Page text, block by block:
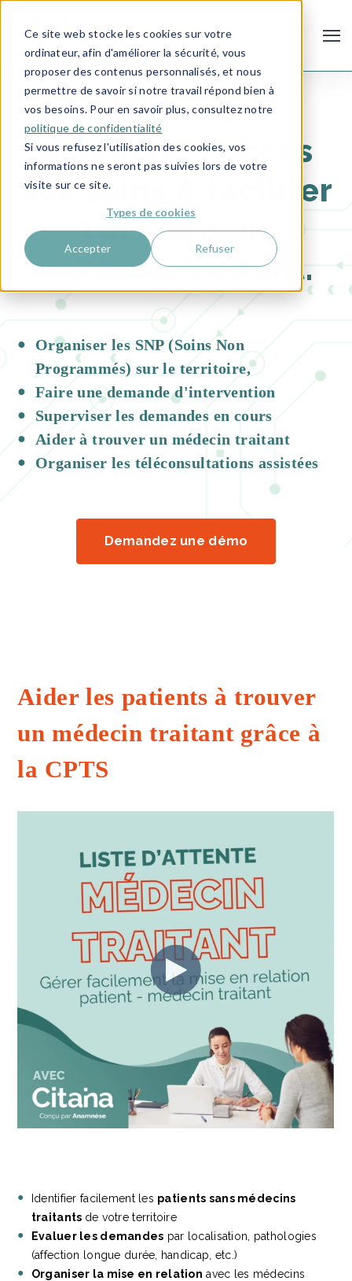
Ce site web stocke les cookies sur votre
ordinateur, afin d'améliorer la sécurité, vous
proposer des contenus personnalisés, et nous
permettre de savoir si notre travail répond bien à
vos besoins. Pour en savoir plus, consultez notre
politique de confidentialité
Si vous refusez l'utilisation des cookies, vos
informations ne seront pas suivies lors de votre
visite sur ce site.
Types de cookies
Accepter Refuser
Mission 1 -
Améliorer l'accès
aux soins &
faciliter
l'accès à un
médecin traitant.
Organiser les SNP (Soins Non
Programmés) sur le territoire,
Faire une demande d'intervention
Superviser les demandes en cours
Aider à trouver un médecin traitant
Organiser les téléconsultations assistées
Demandez une démo
Aider les patients à trouver
un médecin traitant grâce à
la CPTS
Identifier facilement les patients sans médecins
traitants de votre territoire
Evaluer les demandes par localisation, pathologies
(affection longue durée, handicap, etc.)
Organiser la mise en relation avec les médecins